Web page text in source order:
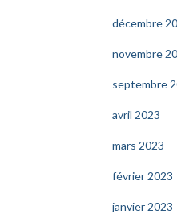
décembre
novembre
septembre
avril 2023
mars 2023
février 2023
janvier 2023